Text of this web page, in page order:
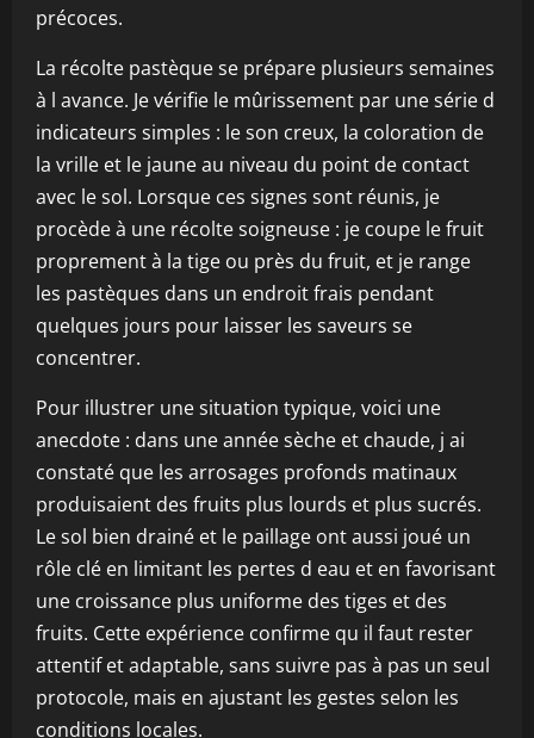
précoces.
La récolte pastèque se prépare plusieurs semaines
à l avance. Je vérifie le mûrissement par une série d
indicateurs simples : le son creux, la coloration de
la vrille et le jaune au niveau du point de contact
avec le sol. Lorsque ces signes sont réunis, je
procède à une récolte soigneuse : je coupe le fruit
proprement à la tige ou près du fruit, et je range
les pastèques dans un endroit frais pendant
quelques jours pour laisser les saveurs se
concentrer.
Pour illustrer une situation typique, voici une
anecdote : dans une année sèche et chaude, j ai
constaté que les arrosages profonds matinaux
produisaient des fruits plus lourds et plus sucrés.
Le sol bien drainé et le paillage ont aussi joué un
rôle clé en limitant les pertes d eau et en favorisant
une croissance plus uniforme des tiges et des
fruits. Cette expérience confirme qu il faut rester
attentif et adaptable, sans suivre pas à pas un seul
protocole, mais en ajustant les gestes selon les
conditions locales.